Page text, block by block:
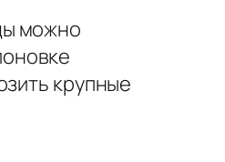
можно
крупные